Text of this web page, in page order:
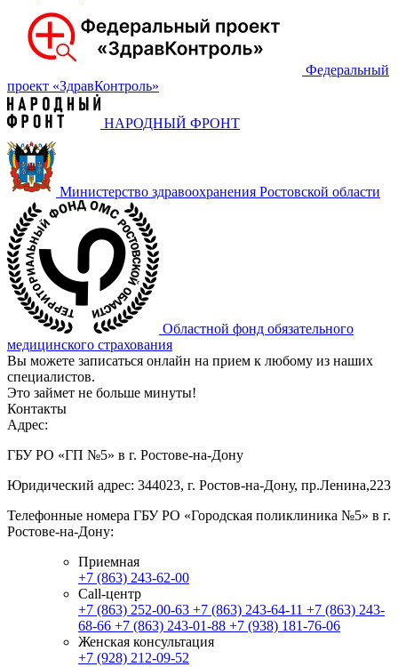
Федеральный
проект «‎ЗдравКонтроль»
НАРОДНЫЙ ФРОНТ
Министерство здравоохранения Ростовской области
Областной фонд обязательного
медицинского страхования
Вы можете записаться онлайн на прием к любому из наших
специалистов.
Это займет не больше минуты!
Контакты
Адрес:
ГБУ РО «ГП №5» в г. Ростове-на-Дону
Юридический адрес: 344023, г. Ростов-на-Дону, пр.Ленина,223
Телефонные номера ГБУ РО «Городская поликлиника №5» в г.
Ростове-на-Дону:
Приемная
+7 (863) 243-62-00
Call-центр
+7 (863) 252-00-63 +7 (863) 243-64-11 +7 (863) 243-
68-66 +7 (863) 243-01-88 +7 (938) 181-76-06
Женская консультация
+7 (928) 212-09-52